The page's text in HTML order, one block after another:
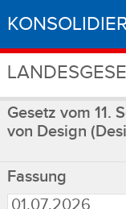
Gesetz vom 11.
von Design
Fassung